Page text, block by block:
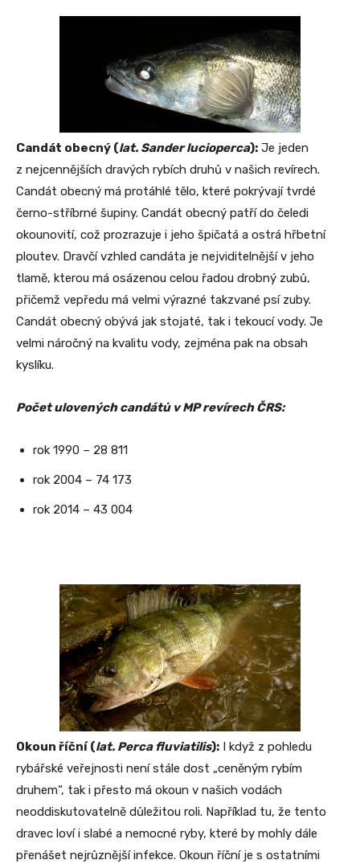
Candát obecný (lat. Sander lucioperca): Je jeden
z nejcennějších dravých rybích druhů v našich revírech.
Candát obecný má protáhlé tělo, které pokrývají tvrdé
černo-stříbrné šupiny. Candát obecný patří do čeledi
okounovití, což prozrazuje i jeho špičatá a ostrá hřbetní
ploutev. Dravčí vzhled candáta je nejviditelnější v jeho
tlamě, kterou má osázenou celou řadou drobný zubů,
přičemž vepředu má velmi výrazné takzvané psí zuby.
Candát obecný obývá jak stojaté, tak i tekoucí vody. Je
velmi náročný na kvalitu vody, zejména pak na obsah
kyslíku.
Počet ulovených candátů v MP revírech ČRS:
rok 1990 – 28 811
rok 2004 – 74 173
rok 2014 – 43 004
Okoun říční (lat. Perca fluviatilis): I když z pohledu
rybářské veřejnosti není stále dost „ceněným rybím
druhem“, tak i přesto má okoun v našich vodách
neoddiskutovatelně důležitou roli. Například tu, že tento
dravec loví i slabé a nemocné ryby, které by mohly dále
přenášet nejrůznější infekce. Okoun říční je s ostatními